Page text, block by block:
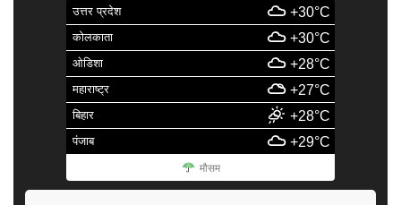
उत्तर प्रदेश +30°C
कोलकाता +30°C
ओडिशा +28°C
महाराष्ट्र +27°C
बिहार +28°C
पंजाब +29°C
मौसम